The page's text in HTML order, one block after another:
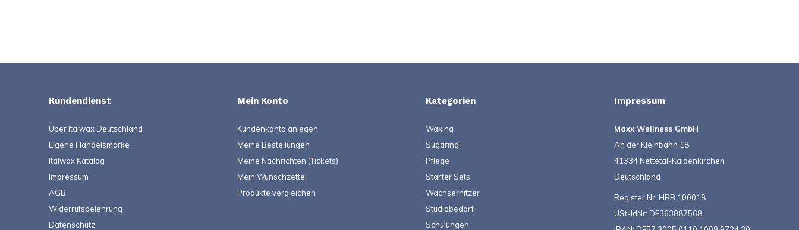
Kundendienst
Über Italwax Deutschland
Eigene Handelsmarke
Italwax Katalog
Impressum
AGB
Widerrufsbelehrung
Datenschutz
Mein Konto
Kundenkonto anlegen
Meine Bestellungen
Meine Nachrichten (Tickets)
Mein Wunschzettel
Produkte vergleichen
Kategorien
Waxing
Sugaring
Pflege
Starter Sets
Wachserhitzer
Studiobedarf
Schulungen
Impressum
Maxx Wellness GmbH
An der Kleinbahn 18
41334 Nettetal-Kaldenkirchen
Deutschland
Register Nr: HRB 100018
USt-IdNr: DE363887568